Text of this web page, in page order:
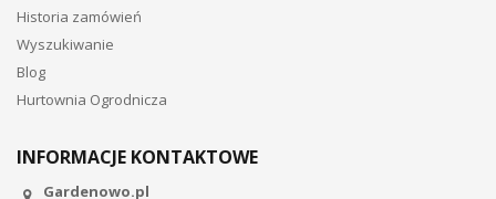
Historia zamówień
Wyszukiwanie
Blog
Hurtownia Ogrodnicza
INFORMACJE KONTAKTOWE
Gardenowo.pl